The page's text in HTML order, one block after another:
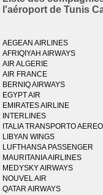
l'aéroport de Tunis
AEGEAN AIRLINES
AFRIQIYAH AIRWAYS
AIR ALGERIE
AIR FRANCE
BERNIQ AIRWAYS
EGYPT AIR
EMIRATES AIRLINE
INTERLINES
ITALIA TRANSPORTO AEREO
LIBYAN WINGS
LUFTHANSA PASSENGER
MAURITANIA AIRLINES
MEDYSKY AIRWAYS
NOUVEL AIR
QATAR AIRWAYS